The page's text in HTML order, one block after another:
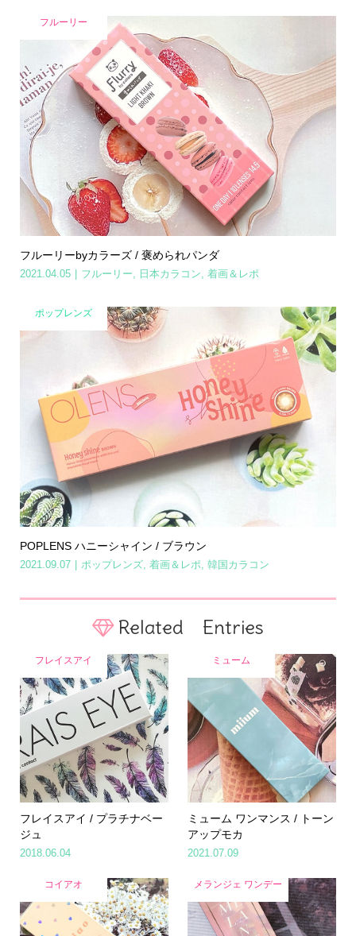
フルーリー
フルーリーbyカラーズ / 褒められパンダ
2021.04.05 フルーリー, 日本カラコン, 着画＆レポ
ポップレンズ
POPLENS ハニーシャイン / ブラウン
2021.09.07 ポップレンズ, 着画＆レポ 韓国カラコン
Related Entries
フレイスアイ
フレイスアイ / プラチナベー
ジュ
2018.06.04
ミューム
ミューム ワンマンス / トーン
アップモカ
2021.07.09
コイアオ メランジェ ワンデー